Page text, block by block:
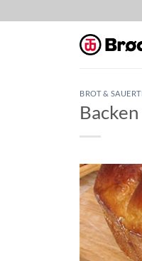
Inhalt
BROT &